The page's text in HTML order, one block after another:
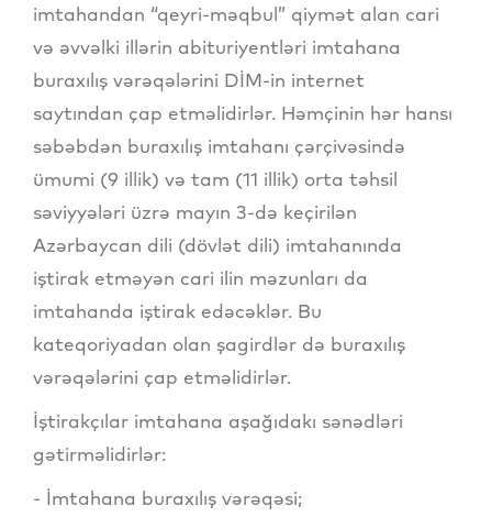
imtahandan “qeyri-məqbul” qiymət alan cari
və əvvəlki illərin abituriyentləri imtahana
buraxılış vərəqələrini DİM-in internet
saytından çap etməlidirlər. Həmçinin hər hansı
səbəbdən buraxılış imtahanı çərçivəsində
ümumi (9 illik) və tam (11 illik) orta təhsil
səviyyələri üzrə mayın 3-də keçirilən
Azərbaycan dili (dövlət dili) imtahanında
iştirak etməyən cari ilin məzunları da
imtahanda iştirak edəcəklər. Bu
kateqoriyadan olan şagirdlər də buraxılış
vərəqələrini çap etməlidirlər.
İştirakçılar imtahana aşağıdakı sənədləri
gətirməlidirlər:
- İmtahana buraxılış vərəqəsi;